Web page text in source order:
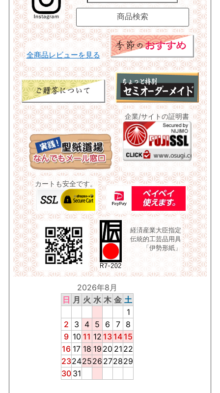
全商品レビューを見る
企業/サイトの証明書
カートも安全です。
経済産業大臣指定
伝統的工芸品用具
「伊勢形紙」
2026年8月
日 月 火 水 木 金 土
1
2
3 4 5 6 7
8
9 10 11 12 13 14 15
16 17 18 19 20 21 22
23242526 272829
30 31